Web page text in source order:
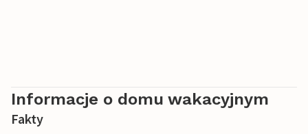
Informacje o domu wakacyjnym
Fakty